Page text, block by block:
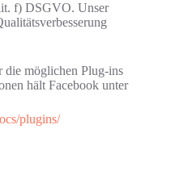
f) DSGVO. Unser
die möglichen Plug-ins
hält Facebook unter
plugins/